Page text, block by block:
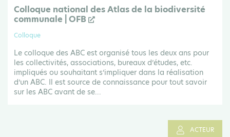
Colloque national des Atlas de la biodiversité
communale | OFB
Colloque
Le colloque des ABC est organisé tous les deux ans pour
les collectivités, associations, bureaux d’études, etc.
impliqués ou souhaitant s’impliquer dans la réalisation
d’un ABC. Il est source de connaissance pour tout savoir
sur les ABC avant de se...
ACTEUR